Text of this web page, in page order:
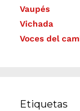
Vaupés
Vichada
Voces del
Etiquetas